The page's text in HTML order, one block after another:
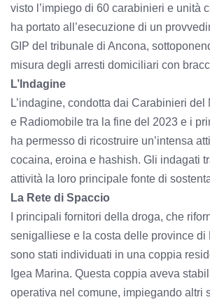
visto l’impiego di 60 carabinieri e unità
ha portato all’esecuzione di un
GIP del tribunale di Ancona,
misura degli arresti domiciliari con
L’Indagine
L’indagine, condotta dai Carabinieri
e Radiomobile tra la fine del 2023 e i
ha permesso di ricostruire un’intensa
cocaina, eroina e hashish. Gli indagati
attività la loro principale fonte di
La Rete di Spaccio
I principali fornitori della droga, che
senigalliese e la costa delle province di
sono stati individuati in una coppia
Igea Marina. Questa coppia aveva
operativa nel comune, impiegando altri